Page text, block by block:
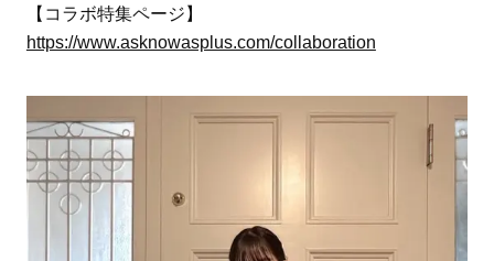
【コラボ特集ページ】
https://www.asknowasplus.com/collaboration